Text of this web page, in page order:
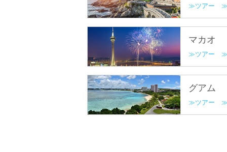
ツアー
マカオ
ツアー
グアム
ツアー